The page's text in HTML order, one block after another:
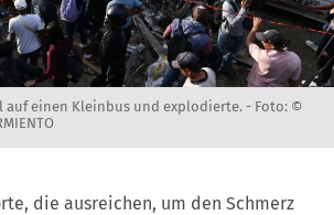
auf einen Kleinbus und explodierte. - Foto: ©
die ausreichen, um den Schmerz